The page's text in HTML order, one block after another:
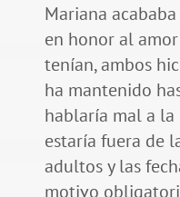
Mariana
en honor al
tenían, ambos
ha mantenido
hablaría mal a
estaría fuera de
adultos y las
motivo